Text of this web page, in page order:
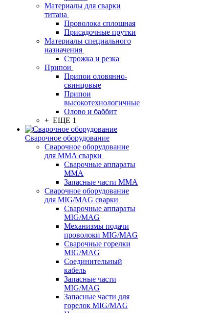
Материалы для сварки
титана
Проволока сплошная
Присадочные прутки
Материалы специального
назначения
Строжка и резка
Припои
Припои оловянно-
свинцовые
Припои
высокотехнологичные
Олово и баббит
+ ЕЩЕ 1
Сварочное оборудование
Сварочное оборудование
для MMA сварки
Сварочные аппараты
MMA
Запасные части MMA
Сварочное оборудование
для MIG/MAG сварки
Сварочные аппараты
MIG/MAG
Механизмы подачи
проволоки MIG/MAG
Сварочные горелки
MIG/MAG
Соединительный
кабель
Запасные части
MIG/MAG
Запасные части для
горелок MIG/MAG